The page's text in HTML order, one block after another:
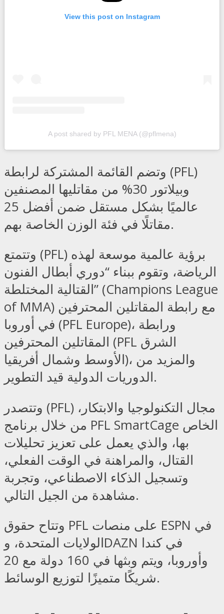
View this post on Instagram
A post shared by PFL MENA (@pflmena)
وتضم القائمة المشتركة لرابطة (PFL)
وبيلاتور 30% من مقاتليها المصنفين
عالميًا بشكل مستقل ضمن أفضل 25
مقاتلًا في فئة الوزن الخاصة بهم.
وتتمتع (PFL) برؤية عالمية موسعة لهذه
الرياضة، وتقوم ببناء “دوري أبطال الفنون
القتالية المختلطة” (Champions League
of MMA) مع رابطة المقاتلين المحترفين
في أوروبا (PFL Europe)، ورابطة
المقاتلين المحترفين (PFL الشرق
الأوسط وشمال أفريقيا)، والمزيد من
الدوريات الدولية قيد التطوير.
وتتصدر (PFL) مجال التكنولوجيا والابتكار،
من خلال برنامج PFL SmartCage الخاص
بها، والذي يعمل على تعزيز تحليلات
القتال، والمراهنة في الوقت الفعلي،
وتسجيل الذكاء الاصطناعي، وتجربة
مشاهدة من الجيل التالي.
وتتاح حقوق PFL على منصات ESPN في
الولايات المتحدة، وDAZN في كندا
وأوروبا، ويتم وبثها في 160 دولة مع 20
شريكًا متميزًا لتوزيع الوسائط.